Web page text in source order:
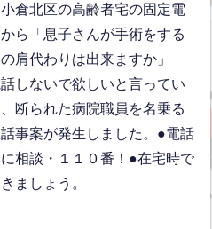
倉北区の高齢者宅の固定電
ら「息子さんが手術をする
肩代わりは出来ますか」
しないで欲しいと言ってい
断られた病院職員を名乗る
事案が発生しました。●電話
相談・１１０番！●在宅時で
ましょう。